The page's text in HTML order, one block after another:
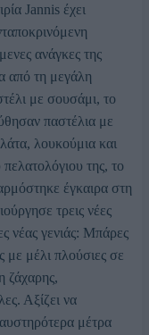
Jannis έχει
ανάγκες της
από τη μεγάλη
με σουσάμι, το
παστέλια με
λουκούμια και
της, το
έγκαιρα στη
τρεις νέες
νέας γενιάς: Μπάρες
μέλι πλούσιες σε
ζάχαρης,
Αξίζει να
αυστηρότερα μέτρα